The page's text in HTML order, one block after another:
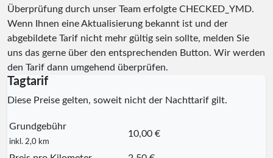
Überprüfung durch unser Team erfolgte CHECKED_YMD.
Wenn Ihnen eine Aktualisierung bekannt ist und der
abgebildete Tarif nicht mehr gültig sein sollte, melden Sie
uns das gerne über den entsprechenden Button. Wir werden
den Tarif dann umgehend überprüfen.
Tagtarif
Diese Preise gelten, soweit nicht der Nachttarif gilt.
Grundgebühr
inkl. 2,0 km
10,00 €